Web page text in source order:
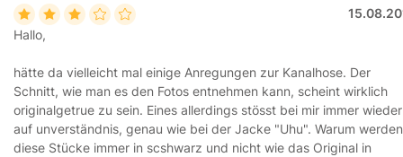
Hallo,
hätte da vielleicht mal einige Anregungen zur Kanalhose. Der
Schnitt, wie man es den Fotos entnehmen kann, scheint wirklich
originalgetrue zu sein. Eines allerdings stösst bei mir immer wieder
auf unverständnis, genau wie bei der Jacke "Uhu". Warum werden
diese Stücke immer in scshwarz und nicht wie das Original in